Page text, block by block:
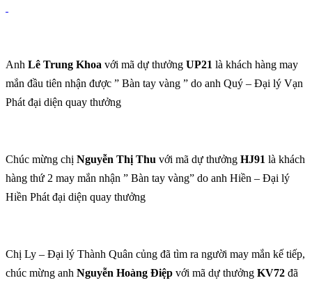
Anh Lê Trung Khoa với mã dự thưởng UP21 là khách hàng may
mắn đầu tiên nhận được ” Bàn tay vàng ” do anh Quý – Đại lý Vạn
Phát đại diện quay thưởng
Chúc mừng chị Nguyễn Thị Thu với mã dự thưởng HJ91 là khách
hàng thứ 2 may mắn nhận ” Bàn tay vàng” do anh Hiền – Đại lý
Hiền Phát đại diện quay thưởng
Chị Ly – Đại lý Thành Quân củng đã tìm ra người may mắn kế tiếp,
chúc mừng anh Nguyễn Hoàng Điệp với mã dự thưởng KV72 đã